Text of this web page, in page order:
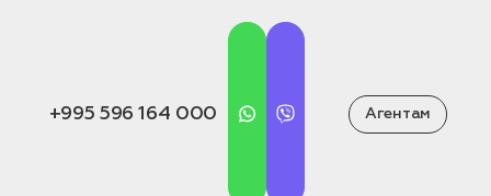
+995 596 164 000 Агентам